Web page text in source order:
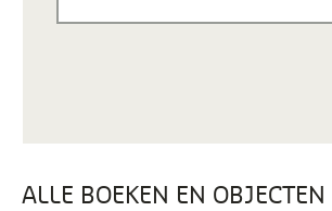
ALLE BOEKEN EN